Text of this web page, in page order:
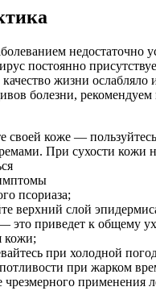
недостаточно
постоянно
качество жизни
болезни,
своей коже —
При сухости кожи
псориаза;
верхний слой
это приведет к общему
кожи;
при холодной
при жарком
чрезмерного применения